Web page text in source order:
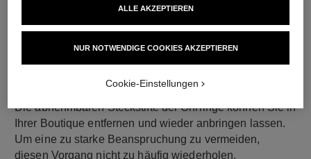
Die abnehmbaren Steckstifte der Ohrringe können Sie in
Ihrer Boutique entfernen und wieder anbringen lassen.
Um eine zu starke Beanspruchung zu vermeiden,
diesen Vorgang nicht zu häufig wiederholen.
NUR NOTWENDIGE COOKIES AKZEPTIEREN
ALLE AKZEPTIEREN
Cookie-Einstellungen